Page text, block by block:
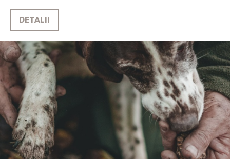
DETALII